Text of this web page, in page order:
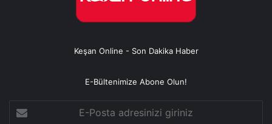
Keşan Online - Son Dakika Haber
E-Bültenimize Abone Olun!
Posta